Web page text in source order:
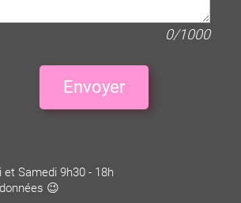
0/1000
Envoyer
Samedi 9h30 - 18h
😉